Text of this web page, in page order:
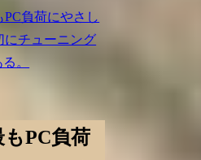
PC負荷にやさし
にチューニング
。
もPC負荷